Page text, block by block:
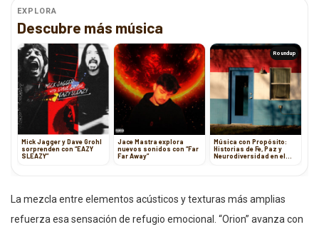
EXPLORA
Descubre más música
Mick Jagger y Dave Grohl
sorprenden con “EAZY
SLEAZY”
Jace Mastra explora
nuevos sonidos con “Far
Far Away”
Roundup
Música con Propósito:
Historias de Fe, Paz y
Neurodiversidad en el
La mezcla entre elementos acústicos y texturas más amplias
refuerza esa sensación de refugio emocional. “Orion” avanza con